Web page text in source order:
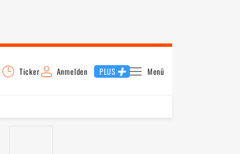
Ticker Anmelden PLUS Menü